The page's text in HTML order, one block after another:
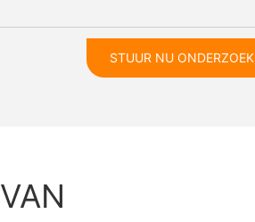
STUUR NU ONDERZOEK